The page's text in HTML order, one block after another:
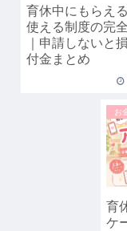
育休中にもらえ
使える制度の完
｜申請しないと
付金まとめ
お
育
ケ